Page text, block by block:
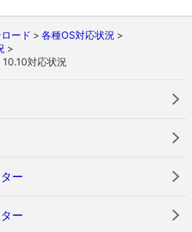
ード
各種OS対応状況
対応状況
ー
ー